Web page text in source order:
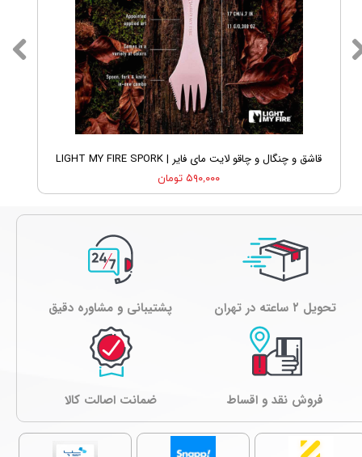
قاشق و چنگال و چاقو لایت مای فایر | LIGHT MY FIRE SPORK
۵۹۰,۰۰۰ تومان
تحویل ۲ ساعته در تهران پشتیبانی و مشاوره دقیق
فروش نقد و اقساط ﺿﻤﺎﻧﺖ اصالت کالا